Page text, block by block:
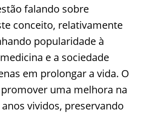
falando sobre
conceito, relativamente
popularidade à
e a sociedade
em prolongar a vida. O
uma melhora na
vividos, preservando